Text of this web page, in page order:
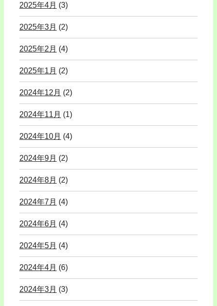
2025年4月 (3)
2025年3月 (2)
2025年2月 (4)
2025年1月 (2)
2024年12月 (2)
2024年11月 (1)
2024年10月 (4)
2024年9月 (2)
2024年8月 (2)
2024年7月 (4)
2024年6月 (4)
2024年5月 (4)
2024年4月 (6)
2024年3月 (3)